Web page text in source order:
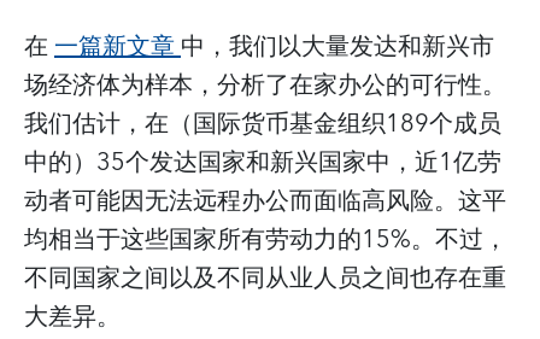
在一篇新文章中，我们以大量发达和新兴市
场经济体为样本，分析了在家办公的可行性。
我们估计，在（国际货币基金组织189个成员
中的）35个发达国家和新兴国家中，近1亿劳
动者可能因无法远程办公而面临高风险。这平
均相当于这些国家所有劳动力的15%。不过，
不同国家之间以及不同从业人员之间也存在重
大差异。